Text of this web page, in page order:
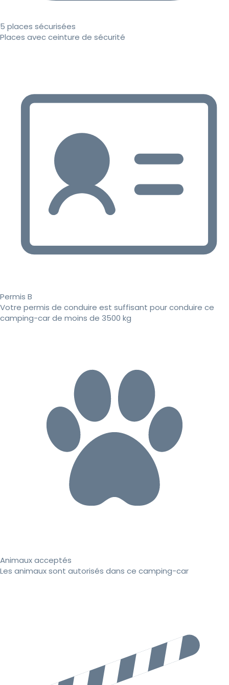
5 places sécurisées
Places avec ceinture de sécurité
Permis B
Votre permis de conduire est suffisant pour conduire ce
camping-car de moins de 3500 kg
Animaux acceptés
Les animaux sont autorisés dans ce camping-car